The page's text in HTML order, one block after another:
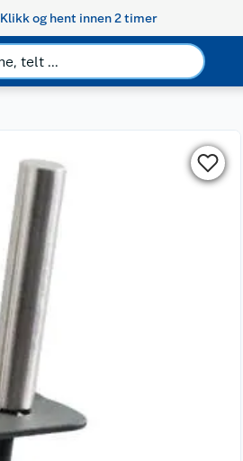
Klikk og hent innen 2 timer